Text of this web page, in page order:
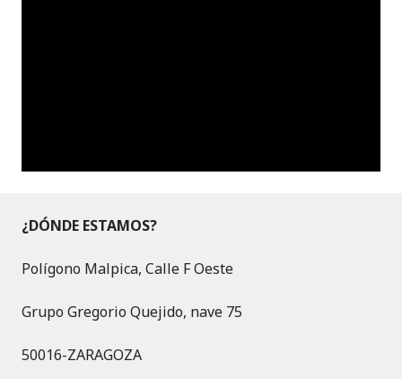
¿DÓNDE ESTAMOS?
Polígono Malpica, Calle F Oeste
Grupo Gregorio Quejido, nave 75
50016-ZARAGOZA